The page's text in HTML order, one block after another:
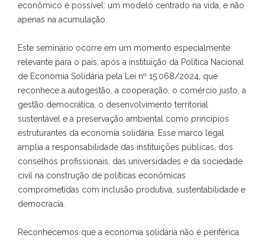
econômico é possível: um modelo centrado na vida, e não
apenas na acumulação.
Este seminário ocorre em um momento especialmente
relevante para o país, após a instituição da Política Nacional
de Economia Solidária pela Lei nº 15.068/2024, que
reconhece a autogestão, a cooperação, o comércio justo, a
gestão democrática, o desenvolvimento territorial
sustentável e a preservação ambiental como princípios
estruturantes da economia solidária. Esse marco legal
amplia a responsabilidade das instituições públicas, dos
conselhos profissionais, das universidades e da sociedade
civil na construção de políticas econômicas
comprometidas com inclusão produtiva, sustentabilidade e
democracia.
Reconhecemos que a economia solidária não é periférica